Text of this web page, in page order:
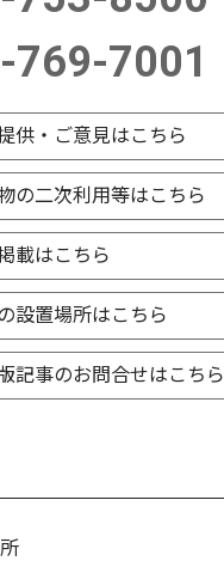
769-7001
供・ご意見はこちら
の二次利用等はこちら
載はこちら
設置場所はこちら
記事のお問合せはこちら